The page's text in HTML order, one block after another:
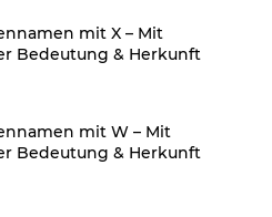
mit X – Mit
Bedeutung & Herkunft
mit W – Mit
Bedeutung & Herkunft